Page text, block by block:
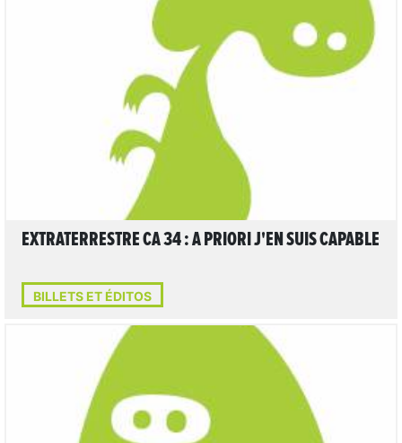
LIRE L'ARTICLE
EXTRATERRESTRE CA 34 : A PRIORI J'EN SUIS CAPABLE
BILLETS ET ÉDITOS